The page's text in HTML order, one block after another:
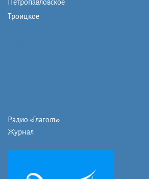
Петропавловское
Троицкое
Радио «Глаголъ»
Журнал